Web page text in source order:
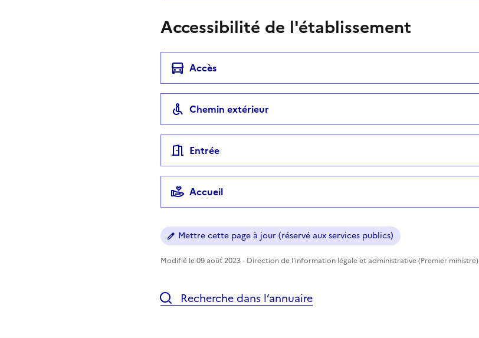
Accessibilité de l'établissement
Accès
Chemin extérieur
Entrée
Accueil
Mettre cette page à jour (réservé aux services publics)
Modifié le 09 août 2023 - Direction de l'information légale et administrative (Premier ministre)
Recherche dans l’annuaire